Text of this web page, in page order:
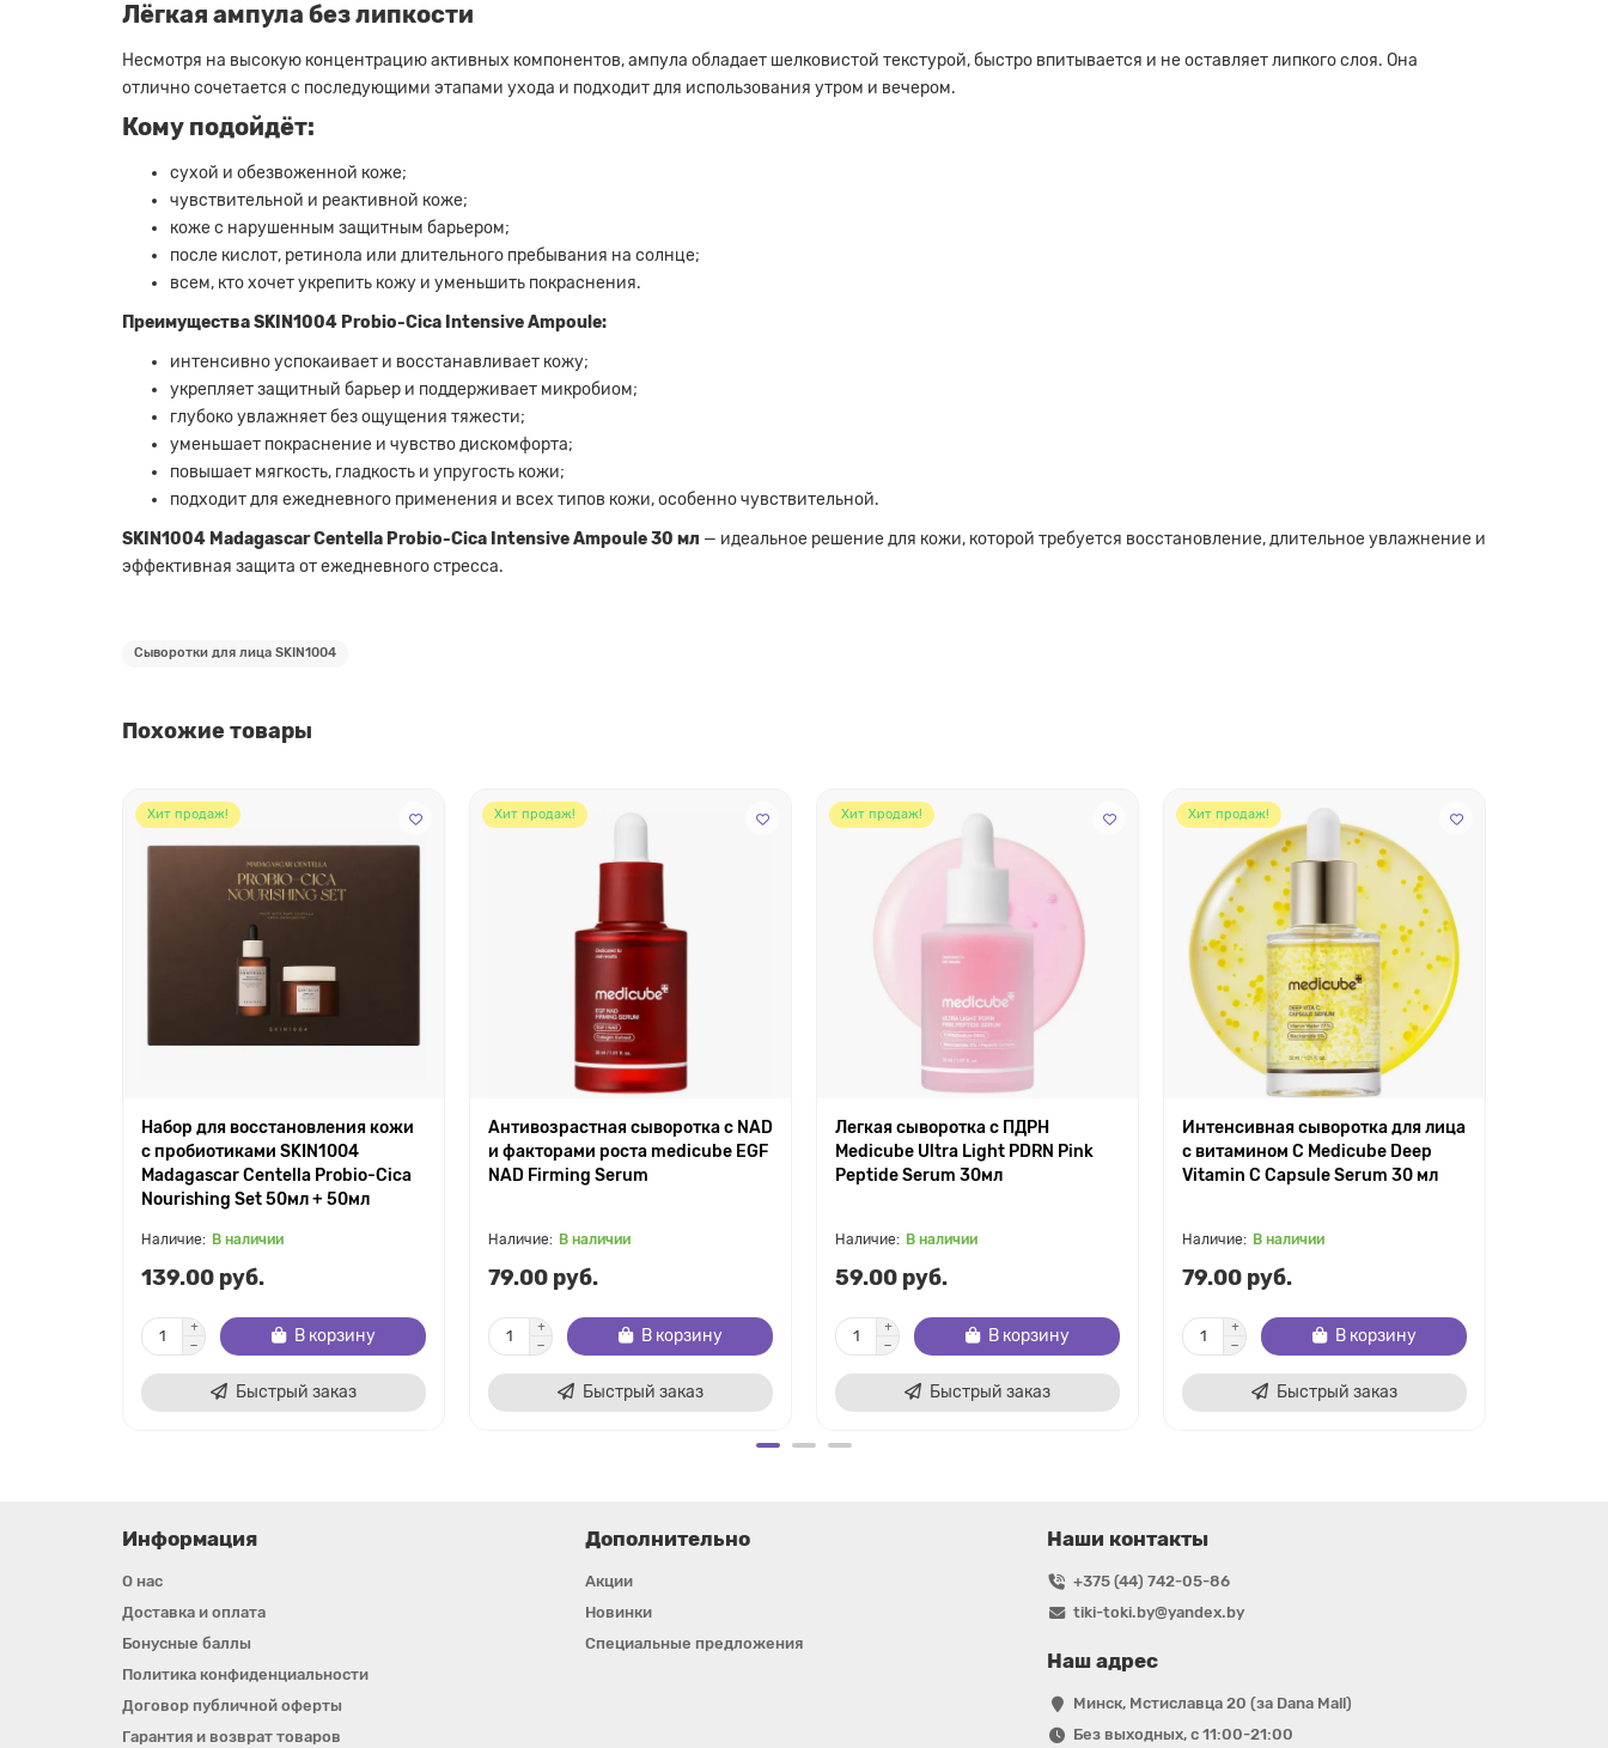
Лёгкая ампула без липкости
Несмотря на высокую концентрацию активных компонентов, ампула обладает шелковистой текстурой, быстро впитывается и не оставляет липкого слоя. Она
отлично сочетается с последующими этапами ухода и подходит для использования утром и вечером.
Кому подойдёт:
сухой и обезвоженной коже;
чувствительной и реактивной коже;
коже с нарушенным защитным барьером;
после кислот, ретинола или длительного пребывания на солнце;
всем, кто хочет укрепить кожу и уменьшить покраснения.
Преимущества SKIN1004 Probio-Cica Intensive Ampoule:
интенсивно успокаивает и восстанавливает кожу;
укрепляет защитный барьер и поддерживает микробиом;
глубоко увлажняет без ощущения тяжести;
уменьшает покраснение и чувство дискомфорта;
повышает мягкость, гладкость и упругость кожи;
подходит для ежедневного применения и всех типов кожи, особенно чувствительной.
SKIN1004 Madagascar Centella Probio-Cica Intensive Ampoule 30 мл — идеальное решение для кожи, которой требуется восстановление, длительное увлажнение и
эффективная защита от ежедневного стресса.
Сыворотки для лица SKIN1004
Похожие товары
Хит продаж!
Набор для восстановления кожи
с пробиотиками SKIN1004
Madagascar Centella Probio-Cica
Nourishing Set 50мл + 50мл
В наличии
139.00 руб.
В корзину
Быстрый заказ
Хит продаж!
Антивозрастная сыворотка с NAD
и факторами роста medicube EGF
NAD Firming Serum
В наличии
79.00 руб.
В корзину
Быстрый заказ
Хит продаж!
Легкая сыворотка с ПДРН
Medicube Ultra Light PDRN Pink
Peptide Serum 30мл
В наличии
59.00 руб.
В корзину
Быстрый заказ
Хит продаж!
Интенсивная сыворотка для лица
с витамином С Medicube Deep
Vitamin C Capsule Serum 30 мл
В наличии
79.00 руб.
В корзину
Быстрый заказ
Информация
О нас
Доставка и оплата
Бонусные баллы
Политика конфиденциальности
Договор публичной оферты
Гарантия и возврат товаров
Дополнительно
Акции
Новинки
Специальные предложения
Наши контакты
+375 (44) 742-05-86
tiki-toki.by@yandex.by
Наш адрес
Минск, Мстиславца 20 (за Dana Mall)
Без выходных, с 11:00-21:00